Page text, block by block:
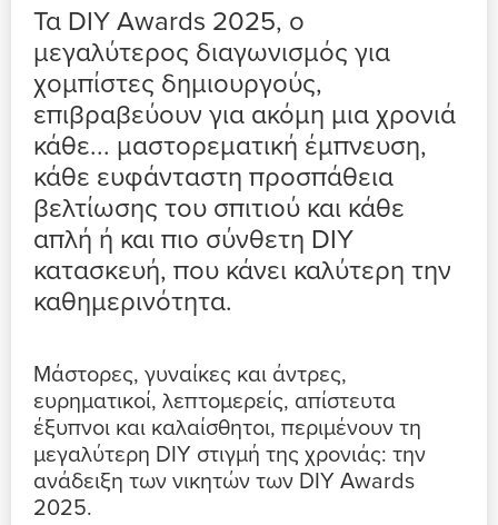
Τα DIY Awards 2025, ο
μεγαλύτερος διαγωνισμός για
χομπίστες δημιουργούς,
επιβραβεύουν για ακόμη μια χρονιά
κάθε... μαστορεματική έμπνευση,
κάθε ευφάνταστη προσπάθεια
βελτίωσης του σπιτιού και κάθε
απλή ή και πιο σύνθετη DIY
κατασκευή, που κάνει καλύτερη την
καθημερινότητα.
Μάστορες, γυναίκες και άντρες,
ευρηματικοί, λεπτομερείς, απίστευτα
έξυπνοι και καλαίσθητοι, περιμένουν τη
μεγαλύτερη DIY στιγμή της χρονιάς: την
ανάδειξη των νικητών των DIY Awards
2025.